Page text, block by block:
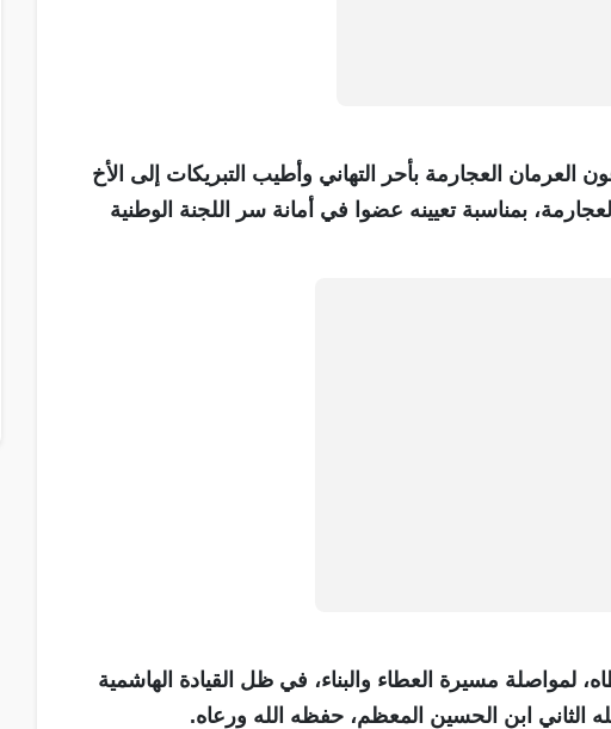
العرمان العجارمة بأحر التهاني وأطيب التبريكات إلى الأخ
بمناسبة تعيينه عضوا في أمانة سر اللجنة الوطنية
لمواصلة مسيرة العطاء والبناء، في ظل القيادة الهاشمية
الثاني ابن الحسين المعظم، حفظه الله ورعاه.